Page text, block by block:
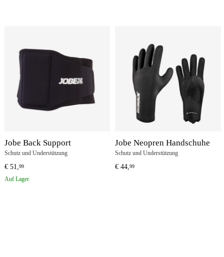
Jobe Back Support
Schutz und Understützung
€ 51,99
Auf Lager
Jobe Neopren Handschuhe
Schutz und Understützung
€ 44,99